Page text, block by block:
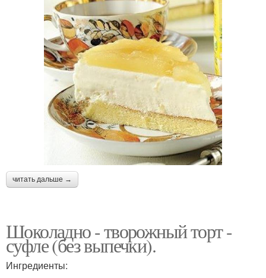
Торт из печенья -творожный торт
Торт из заварного теста
Торт для праздничного
стола
Торт в домашних
условиях
Торт с желатином
Торт со свежими
читать дальше →
Шоколадно - творожный торт -
суфле (без выпечки).
Ингредиенты: